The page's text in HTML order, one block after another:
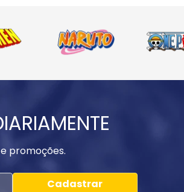
promoções.
Cadastrar